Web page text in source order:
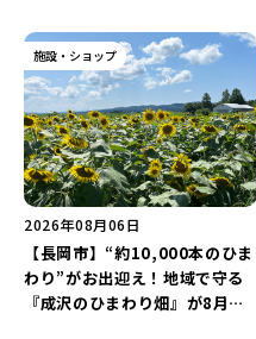
手”のシュート対決は必見♪
施設・ショップ
2026年08月06日
【長岡市】“約10,000本のひま
わり”がお出迎え！地域で守る
『成沢のひまわり畑』が8月中